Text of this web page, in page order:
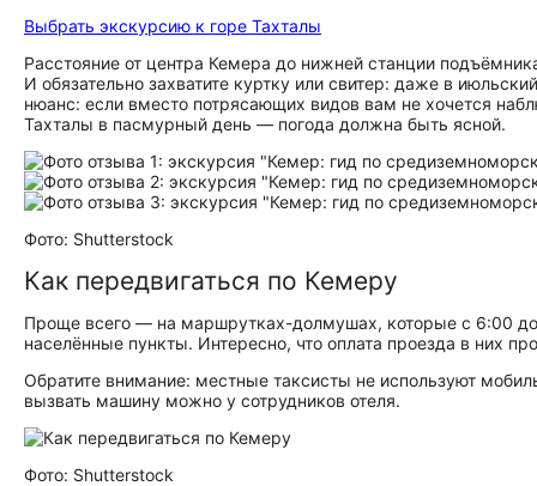
Выбрать экскурсию к горе Тахталы
Расстояние от центра Кемера до нижней станции
И обязательно захватите куртку или свитер: даже в
нюанс: если вместо потрясающих видов вам не хочется
Тахталы в пасмурный день — погода должна быть ясной.
Фото: Shutterstock
Как передвигаться по Кемеру
Проще всего — на маршрутках-долмушах, которые с 6:00
населённые пункты. Интересно, что оплата проезда в них
Обратите внимание: местные таксисты не используют
вызвать машину можно у сотрудников отеля.
Фото: Shutterstock